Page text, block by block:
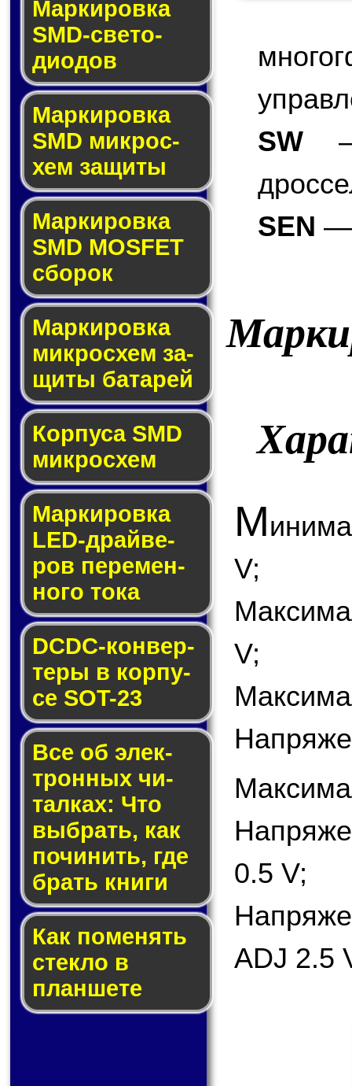
Маркировка
SMD-све­то­
дио­дов
Мар­ки­ров­ка
SMD мик­рос­
хем защиты
Мар­ки­ров­ка
SMD MOSFET
сбо­рок
Мар­ки­ров­ка
мик­ро­схем за­
щи­ты ба­та­рей
Корпуса SMD
мик­ро­схем
Маркировка
LED-драй­ве­
ров пе­ре­мен­
но­го то­ка
DCDC-кон­вер­
те­ры в кор­пу­
се SOT-23
Все об элек­
трон­ных чи­
тал­ках: Что
выб­рать, как
по­чи­нить, где
брать кни­ги
Как по­ме­нять
стек­ло в
планшете
SW —
SEN —
М
V;
V;
0.5 V;
ADJ 2.5